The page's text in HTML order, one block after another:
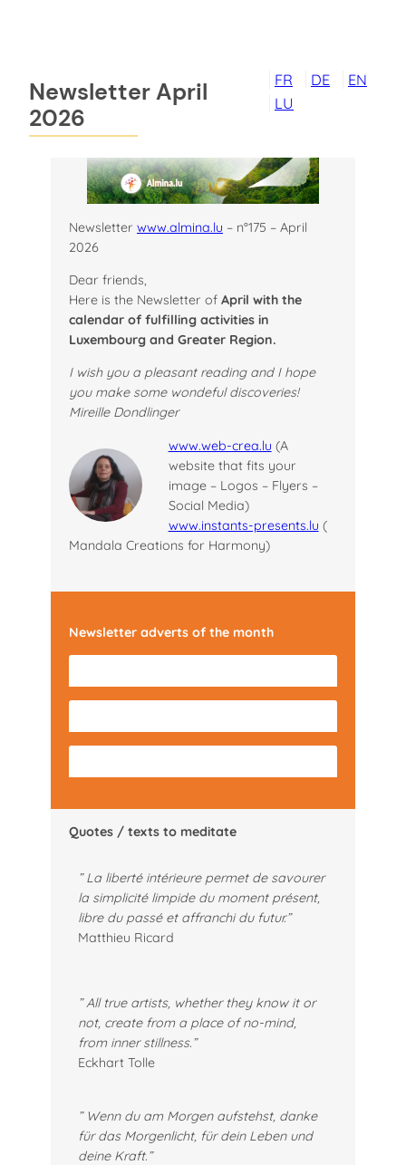
Newsletter April
2026
FR DE
EN
LU
Newsletter www.almina.lu – n°175 – April
2026
Dear friends,
Here is the Newsletter of April with the
calendar of fulfilling activities in
Luxembourg and Greater Region.
I wish you a pleasant reading and I hope
you make some wondeful discoveries!
Mireille Dondlinger
www.web-crea.lu (A
website that fits your
image – Logos – Flyers –
Social Media)
www.instants-presents.lu (
Mandala Creations for Harmony)
Newsletter adverts of the month
Quotes / texts to meditate
” La liberté intérieure permet de savourer
la simplicité limpide du moment présent,
libre du passé et affranchi du futur.”
Matthieu Ricard
” All true artists, whether they know it or
not, create from a place of no-mind,
from inner stillness.”
Eckhart Tolle
” Wenn du am Morgen aufstehst, danke
für das Morgenlicht, für dein Leben und
deine Kraft.”